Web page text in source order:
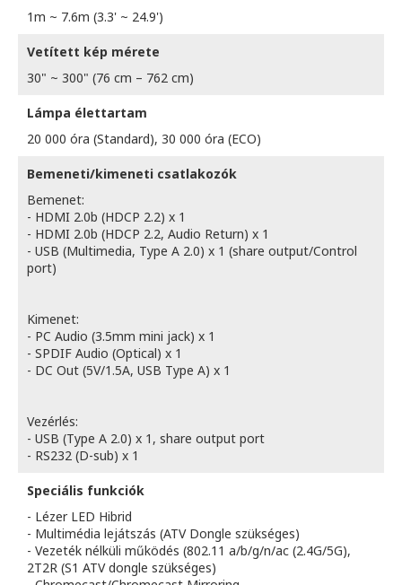
1m ~ 7.6m (3.3' ~ 24.9')
Vetített kép mérete
30" ~ 300" (76 cm – 762 cm)
Lámpa élettartam
20 000 óra (Standard), 30 000 óra (ECO)
Bemeneti/kimeneti csatlakozók
Bemenet:
- HDMI 2.0b (HDCP 2.2) x 1
- HDMI 2.0b (HDCP 2.2, Audio Return) x 1
- USB (Multimedia, Type A 2.0) x 1 (share output/Control
port)
Kimenet:
- PC Audio (3.5mm mini jack) x 1
- SPDIF Audio (Optical) x 1
- DC Out (5V/1.5A, USB Type A) x 1
Vezérlés:
- USB (Type A 2.0) x 1, share output port
- RS232 (D-sub) x 1
Speciális funkciók
- Lézer LED Hibrid
- Multimédia lejátszás (ATV Dongle szükséges)
- Vezeték nélküli működés (802.11 a/b/g/n/ac (2.4G/5G),
2T2R (S1 ATV dongle szükséges)